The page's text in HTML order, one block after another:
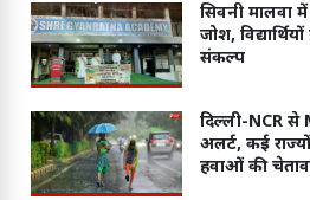
सिवनी मालवा
जोश,
संकल्प
दिल्ली-NCR
अलर्ट, कई
हवाओं की